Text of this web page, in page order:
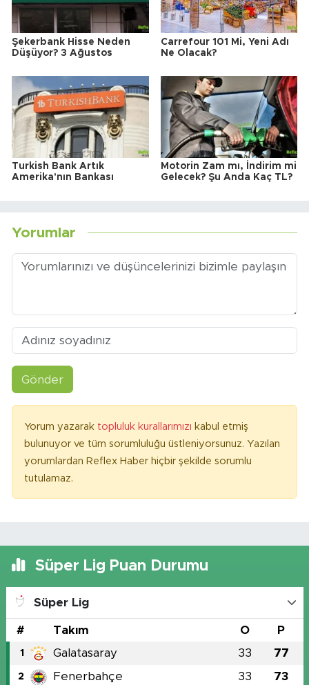
Şekerbank Hisse Neden
Düşüyor? 3 Ağustos
Carrefour 101 Mi, Yeni Adı
Ne Olacak?
Turkish Bank Artık
Amerika'nın Bankası
Motorin Zam mı, İndirim mi
Gelecek? Şu Anda Kaç TL?
Yorumlar
Gönder
Yorum yazarak topluluk kurallarımızı kabul etmiş
bulunuyor ve tüm sorumluluğu üstleniyorsunuz. Yazılan
yorumlardan Reflex Haber hiçbir şekilde sorumlu
tutulamaz.
Süper Lig Puan Durumu
Süper Lig
# Takım O P
1 Galatasaray 33 77
2 Fenerbahçe 33 73